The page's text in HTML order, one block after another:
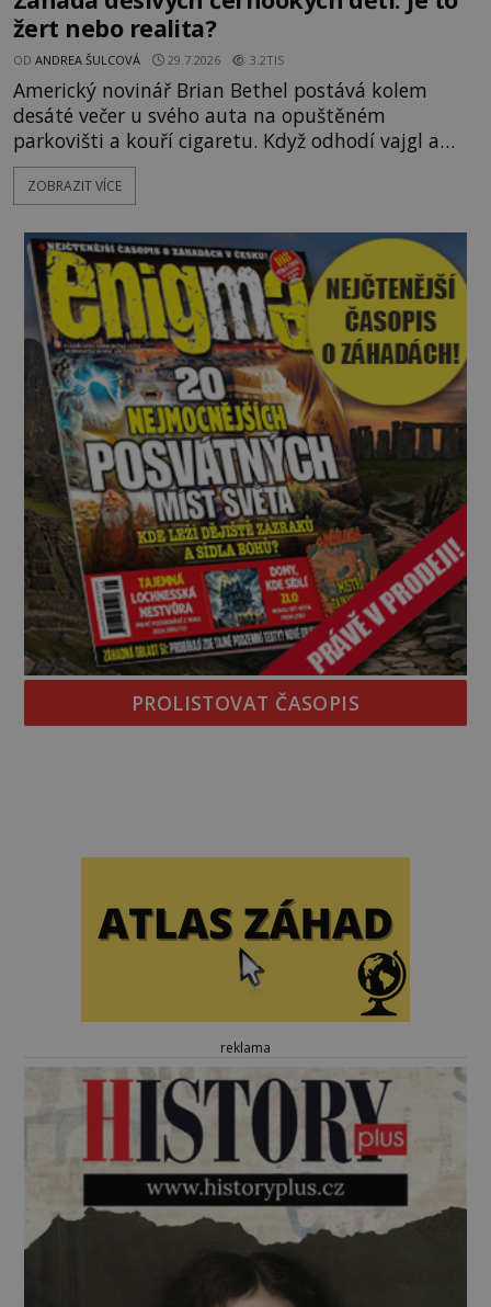
žert nebo realita?
OD ANDREA ŠULCOVÁ 29.7.2026 3.2TIS
Americký novinář Brian Bethel postává kolem
desáté večer u svého auta na opuštěném
parkovišti a kouří cigaretu. Když odhodí vajgl a
chystá se nastoupit do auta, přijdou k němu dva
mladí chlapci, kterým může být okolo 14 let.
pouhých několik minut od tohoto parkoviště,“
zeptá se suverénně jeden z nich. P
ZOBRAZIT VÍCE
PROLISTOVAT ČASOPIS
reklama